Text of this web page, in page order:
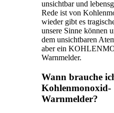
unsichtbar und
Rede ist von
wieder gibt es
unsere Sinne können
dem unsichtbaren
aber ein
Warnmelder.
Wann brauche
Kohlenmonoxid-
Warnmelder?